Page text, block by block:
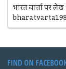
भारत वार्ता पर
FIND ON